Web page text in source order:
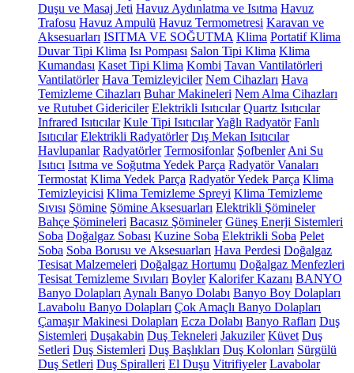
Duşu ve Masaj Jeti Havuz Aydınlatma ve Isıtma Havuz
Trafosu Havuz Ampulü Havuz Termometresi Karavan ve
Aksesuarları ISITMA VE SOĞUTMA Klima Portatif Klima
Duvar Tipi Klima Isı Pompası Salon Tipi Klima Klima
Kumandası Kaset Tipi Klima Kombi Tavan Vantilatörleri
Vantilatörler Hava Temizleyiciler Nem Cihazları Hava
Temizleme Cihazları Buhar Makineleri Nem Alma Cihazları
ve Rutubet Gidericiler Elektrikli Isıtıcılar Quartz Isıtıcılar
Infrared Isıtıcılar Kule Tipi IsıtıcılarYağlı Radyatör Fanlı
Isıtıcılar Elektrikli Radyatörler Dış Mekan Isıtıcılar
Havlupanlar Radyatörler Termosifonlar Şofbenler Ani Su
Isıtıcı Isıtma ve Soğutma Yedek Parça Radyatör Vanaları
Termostat Klima Yedek Parça Radyatör Yedek Parça Klima
Temizleyicisi Klima Temizleme Spreyi Klima Temizleme
Sıvısı Şömine Şömine Aksesuarları Elektrikli Şömineler
Bahçe Şömineleri Bacasız Şömineler Güneş Enerji Sistemleri
Soba Doğalgaz Sobası Kuzine Soba Elektrikli Soba Pelet
Soba Soba Borusu ve Aksesuarları Hava Perdesi Doğalgaz
Tesisat Malzemeleri Doğalgaz Hortumu Doğalgaz Menfezleri
Tesisat Temizleme Sıvıları Boyler Kalorifer Kazanı BANYO
Banyo Dolapları Aynalı Banyo Dolabı Banyo Boy Dolapları
Lavabolu Banyo Dolapları Çok Amaçlı Banyo Dolapları
Çamaşır Makinesi Dolapları Ecza Dolabı Banyo Rafları Duş
Sistemleri Duşakabin Duş Tekneleri Jakuziler Küvet Duş
Setleri Duş Sistemleri Duş Başlıkları Duş Kolonları Sürgülü
Duş Setleri Duş Spiralleri El Duşu Vitrifiyeler Lavabolar